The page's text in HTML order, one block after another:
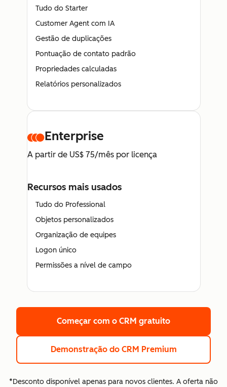
Tudo do Starter
Customer Agent com IA
Gestão de duplicações
Pontuação de contato padrão
Propriedades calculadas
Relatórios personalizados
Enterprise
A partir de US$ 75/mês por licença
Recursos mais usados
Tudo do Professional
Objetos personalizados
Organização de equipes
Logon único
Permissões a nível de campo
Começar com o CRM gratuito
Demonstração do CRM Premium
*Desconto disponível apenas para novos clientes. A oferta não